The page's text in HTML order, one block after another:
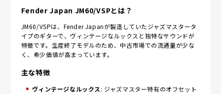
Fender Japan JM60/VSPとは？
JM60/VSPは、Fender Japanが製造していたジャズマスタータ
イプのギターで、ヴィンテージなルックスと独特なサウンドが
特徴です。生産終了モデルのため、中古市場での流通量が少な
く、希少価値が高まっています。
主な特徴
ヴィンテージなルックス: ジャズマスター特有のオフセット